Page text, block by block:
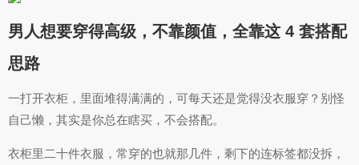
男人想要穿得高级，不靠颜值，全靠这 4 套搭配
思路
一打开衣柜，里面堆得满满的，可每天还是觉得没衣服穿？别怪
自己懒，其实是你总在瞎买，不会搭配。
衣柜里二十件衣服，常穿的也就那几件，剩下的连标签都没拆，